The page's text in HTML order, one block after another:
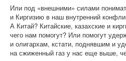
Или под «внешними» силами
и Киргизию в наш внутренний
А Китай? Китайские, казахские и
чего нам помогут? Или помогут
и олигархам, кстати, поднявшим и
на сжиженный газ у нас еще выше,